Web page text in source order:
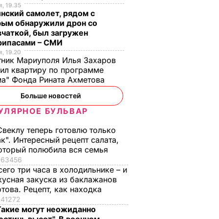
невестку
6 августа, 16.28БУЛЬВАР
19.35
самолет, рядом с
обнаружили дрон со
был загружен
– СМИ
19.20
Мариуполя Илья Захаров
квартиру по программе
Фонда Рината Ахметова
Больше новостей
БУЛЬВАР
теперь готовлю только
Интересный рецепт салата,
полюбила вся семья
63456
три часа в холодильнике – и
закуска из баклажанов
Рецепт, как находка
41272
могут неожиданно